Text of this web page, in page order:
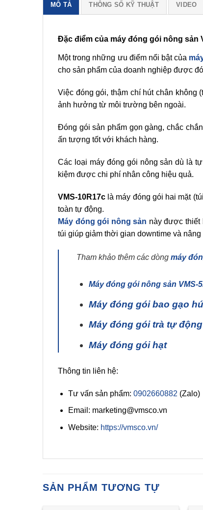
MÔ TẢ THÔNG SỐ KỸ THUẬT VIDEO
Đặc điểm của máy đóng gói nông sản
Một trong những ưu điểm nổi bật của
cho sản phẩm của doanh nghiệp được
Việc đóng gói, thậm chí hút chân
ảnh hưởng từ môi trường bên ngoài.
Đóng gói sản phẩm gọn gàng, chắc
ấn tượng tốt với khách hàng.
Các loại máy đóng gói nông sản dù là
kiệm được chi phí nhân công hiệu quả.
VMS-10R17c là máy đóng gói hai mặt
toàn tự động.
Máy đóng gói nông sản này được thiết
túi giúp giảm thời gian downtime và nâng
Tham khảo thêm các dòng máy
Máy đóng gói nông sản VMS-
Máy đóng gói bao gạo
Máy đóng gói trà tự động
Máy đóng gói hạt
Thông tin liên hệ:
Tư vấn sản phẩm: 0902660882 (Zalo)
Email: marketing@vmsco.vn
Website: https://vmsco.vn/
SẢN PHẨM TƯƠNG TỰ